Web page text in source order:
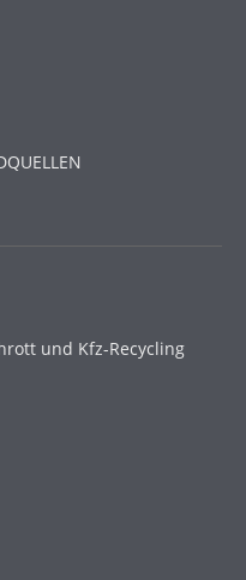
und Kfz-Recycling